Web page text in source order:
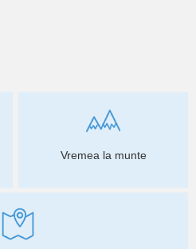
Vremea la munte